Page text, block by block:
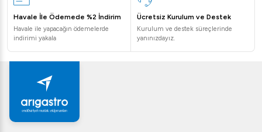
Havale İle Ödemede %2 İndirim
Havale ile yapacağın ödemelerde
indirimi yakala
Ücretsiz Kurulum ve Destek
Kurulum ve destek süreçlerinde
yanınızdayız.